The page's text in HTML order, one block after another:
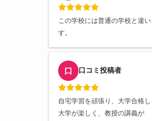
この学校には普通の学校と違
す。
口 口コミ投稿者
自宅学習を頑張り、大学合格し
大学が楽しく、教授の講義が